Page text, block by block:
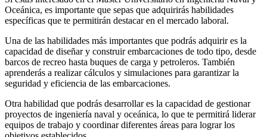
Oceánica, es importante que sepas que adquirirás habilidades
específicas que te permitirán destacar en el mercado laboral.
Una de las habilidades más importantes que podrás adquirir es la
capacidad de diseñar y construir embarcaciones de todo tipo, desde
barcos de recreo hasta buques de carga y petroleros. También
aprenderás a realizar cálculos y simulaciones para garantizar la
seguridad y eficiencia de las embarcaciones.
Otra habilidad que podrás desarrollar es la capacidad de gestionar
proyectos de ingeniería naval y oceánica, lo que te permitirá liderar
equipos de trabajo y coordinar diferentes áreas para lograr los